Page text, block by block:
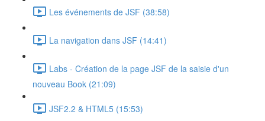
Les événements de JSF (38:58)
La navigation dans JSF (14:41)
Labs - Création de la page JSF de la saisie d'un
nouveau Book (21:09)
JSF2.2 & HTML5 (15:53)